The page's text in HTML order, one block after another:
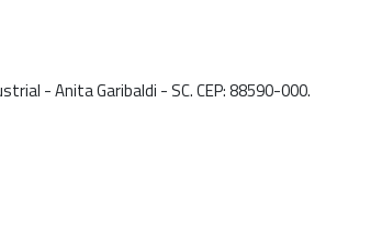
- Anita Garibaldi - SC. CEP: 88590-000.